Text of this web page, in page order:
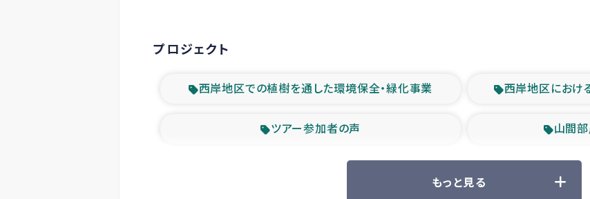
プロジェクト
西岸地区での植樹を通した環境保全・緑化事業 西岸地区におけ
ツアー参加者の声 山間
緊急救援の時代 森林
もっと見る